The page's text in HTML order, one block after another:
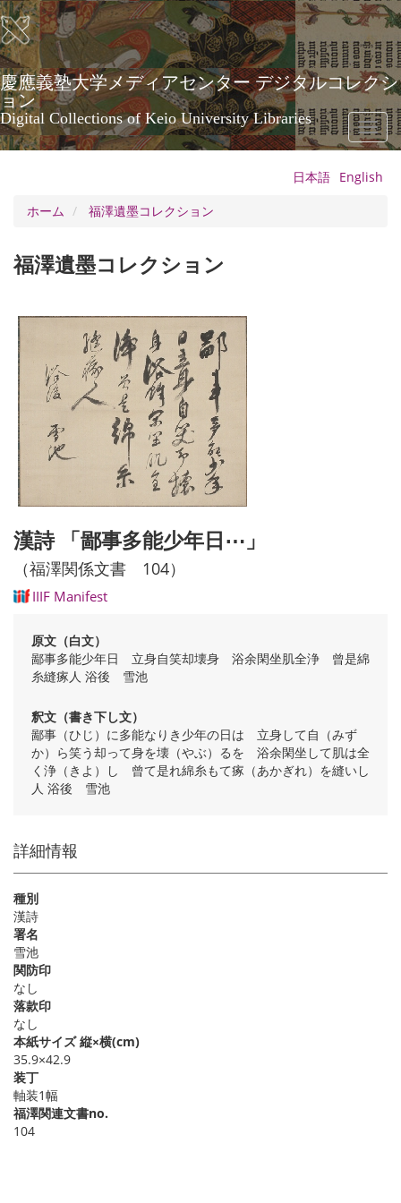
メ
イ
ン
コ
ン
テ
ン
ツ
に
慶應義塾大学メディアセンター デジタルコレクシ
ョン
Digital Collections of Keio University Libraries
Toggle
日本語 English
ホーム
福澤遺墨コレクション
福澤遺墨コレクション
漢詩 「鄙事多能少年日⋯」
（福澤関係文書 104）
IIIF Manifest
原文（白文）
鄙事多能少年日 立身自笑却壊身 浴余閑坐肌全浄 曾是綿
糸縫瘃人 浴後 雪池
釈文（書き下し文）
鄙事（ひじ）に多能なりき少年の日は 立身して自（みず
か）ら笑う却って身を壊（やぶ）るを 浴余閑坐して肌は全
く浄（きよ）し 曾て是れ綿糸もて瘃（あかぎれ）を縫いし
人 浴後 雪池
詳細情報
種別
漢詩
署名
雪池
関防印
なし
落款印
なし
本紙サイズ 縦×横(cm)
35.9×42.9
装丁
軸装1幅
福澤関連文書no.
104